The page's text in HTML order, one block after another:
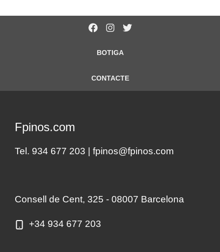
BOTIGA
CONTACTE
Fpinos.com
Tel. 934 677 203 | fpinos@fpinos.com
Consell de Cent, 325 - 08007 Barcelona
+34 934 677 203